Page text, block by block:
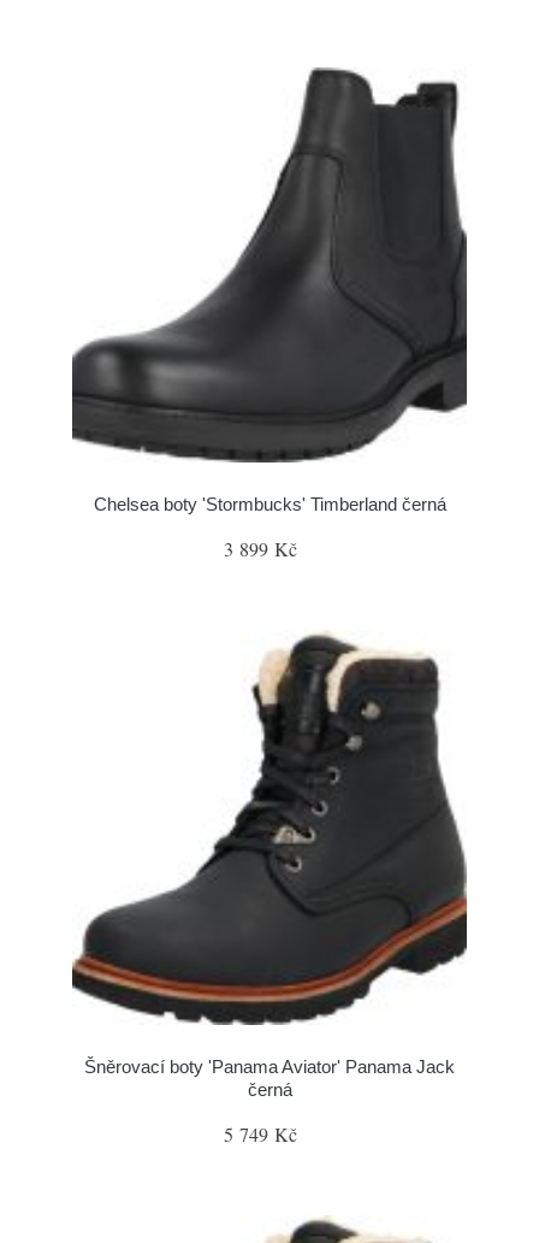
Chelsea boty 'Stormbucks' Timberland černá
3 899 Kč
Šněrovací boty 'Panama Aviator' Panama Jack
černá
5 749 Kč